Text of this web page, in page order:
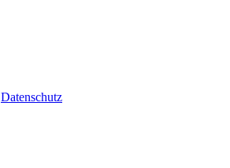
Datenschutz